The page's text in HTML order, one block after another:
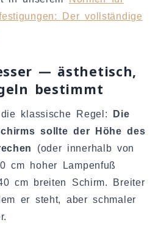
Der vollständige
— ästhetisch,
bestimmt
klassische Regel:
Die
sollte der Höhe des
(oder innerhalb von
cm hoher Lampenfuß
cm breiten Schirm. Breiter
er steht, aber schmaler